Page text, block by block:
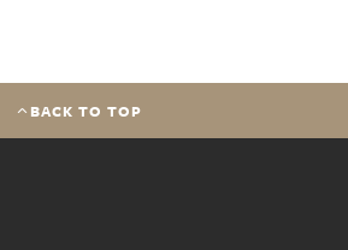
BACK TO TOP